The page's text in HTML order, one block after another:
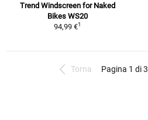
Trend Windscreen for Naked
Bikes WS20
94,99 €1
Torna Pagina 1 di 3